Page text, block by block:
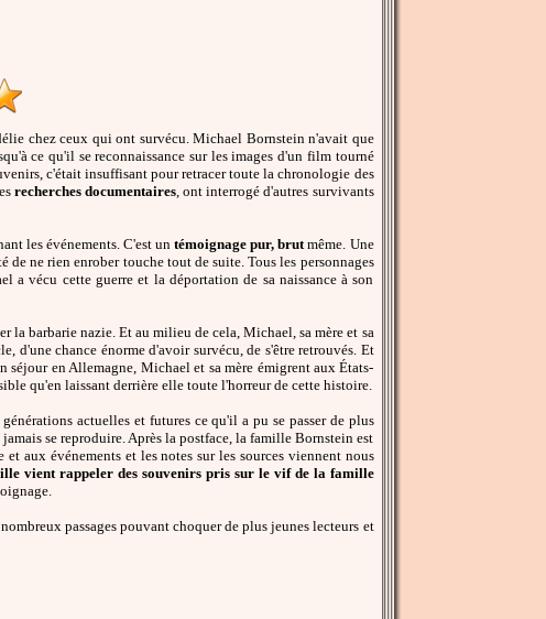
chez ceux qui ont survécu. Michael Bornstein n'avait que
ce qu'il se reconnaissance sur les images d'un film tourné
c'était insuffisant pour retracer toute la chronologie des
recherches documentaires , ont interrogé d'autres survivants
les événements. C'est untémoignage pur, brut même. Une
ne rien enrober touche tout de suite. Tous les personnages
vécu cette guerre et la déportation de sa naissance à son
la barbarie nazie. Et au milieu de cela, Michael, sa mère et sa
d'une chance énorme d'avoir survécu, de s'être retrouvés. Et
en Allemagne, Michael et sa mère émigrent aux États-
qu'en laissant derrière elle toute l'horreur de cette histoire.
actuelles et futures ce qu'il a pu se passer de plus
se reproduire. Après la postface, la famille Bornstein est
et aux événements et les notes sur les sources viennent nous
vient rappeler des souvenirs pris sur le vif de la famille
passages pouvant choquer de plus jeunes lecteurs et